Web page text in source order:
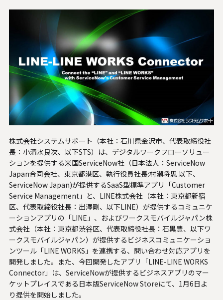
ビジネスパートナーの皆様へ
Microsoft Base Kanazawa
システムサポート胡蝶蘭オンラインショップ
事例紹介
SNS公式アカウント一覧
English
U.S. FrontLine
お問い合わせ
情報セキュリティ基本方針
個人情報保護方針
個人情報の取り扱いについて
株式会社システムサポート（本社：石川県金沢市、代表取締役社
長：小清水良次、以下STS）は、デジタルワークフローソリュー
ションを提供する米国ServiceNow社（日本法人：ServiceNow
Japan合同会社、東京都港区、執行役員社長:村瀬将思 以下、
ServiceNow Japan)が提供するSaaS型標準アプリ「Customer
Service Management」と、LINE株式会社（本社：東京都新宿
区、代表取締役社長：出澤剛、以下LINE）が提供するコミュニケ
ーションアプリの「LINE」、およびワークスモバイルジャパン株
式会社（本社：東京都渋谷区、代表取締役社長：石黒豊、以下ワ
ークスモバイルジャパン）が提供するビジネスコミュニケーショ
ンツール「LINE WORKS」を連携する、問い合わせ対応アプリを
開発しました。また、今回開発したアプリ「LINE-LINE WORKS
Connector」は、ServiceNowが提供するビジネスアプリのマー
ケットプレイスである 日本版ServiceNow Storeにて、1月6日よ
り提供を開始しました。